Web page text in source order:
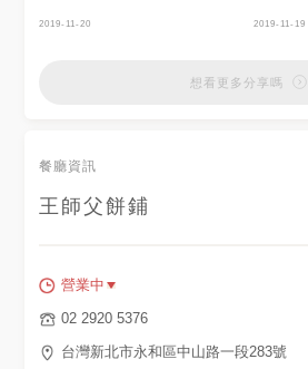
2019-11-20 2019-11-19
想看更多分享嗎
餐廳資訊
王師父餅鋪
營業中
02 2920 5376
台灣新北市永和區中山路一段283號